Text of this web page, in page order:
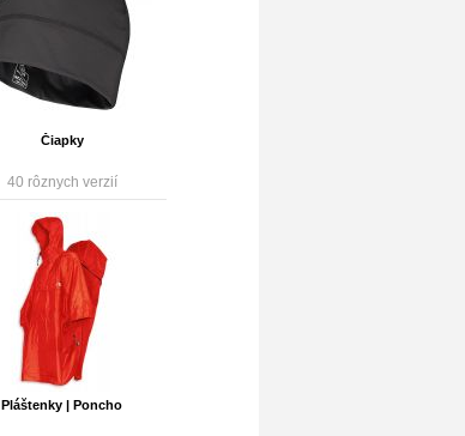
Čiapky
40 rôznych verzií
Pláštenky | Poncho